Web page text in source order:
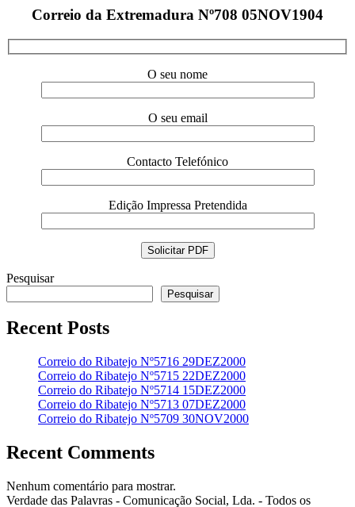
Correio da Extremadura Nº708 05NOV1904
O seu nome
O seu email
Contacto Telefónico
Edição Impressa Pretendida
Pesquisar
Pesquisar
Recent Posts
Correio do Ribatejo Nº5716 29DEZ2000
Correio do Ribatejo Nº5715 22DEZ2000
Correio do Ribatejo Nº5714 15DEZ2000
Correio do Ribatejo Nº5713 07DEZ2000
Correio do Ribatejo Nº5709 30NOV2000
Recent Comments
Nenhum comentário para mostrar.
Verdade das Palavras - Comunicação Social, Lda. - Todos os